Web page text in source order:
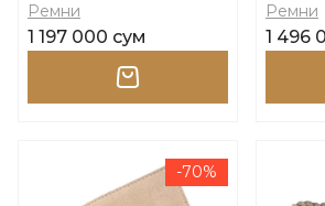
Ремни
1 197 000 сум
Ремни
1 496
-70%